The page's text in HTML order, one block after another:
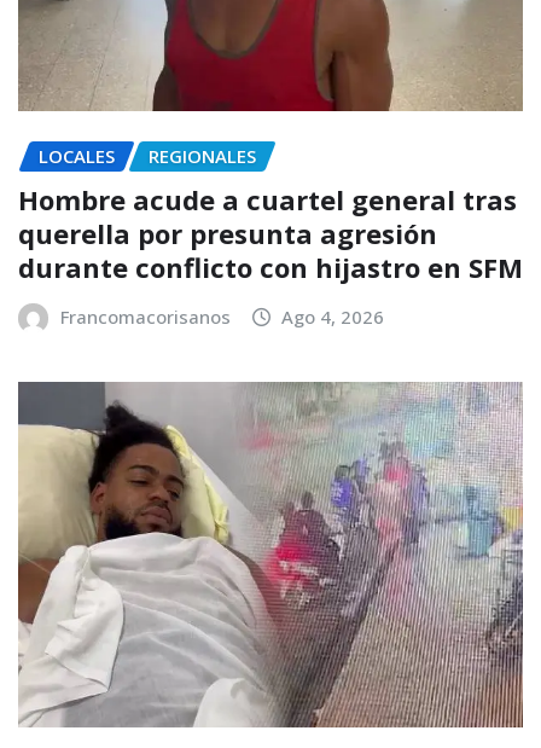
LOCALES REGIONALES
Hombre acude a cuartel general tras
querella por presunta agresión
durante conflicto con hijastro en SFM
Francomacorisanos Ago 4, 2026